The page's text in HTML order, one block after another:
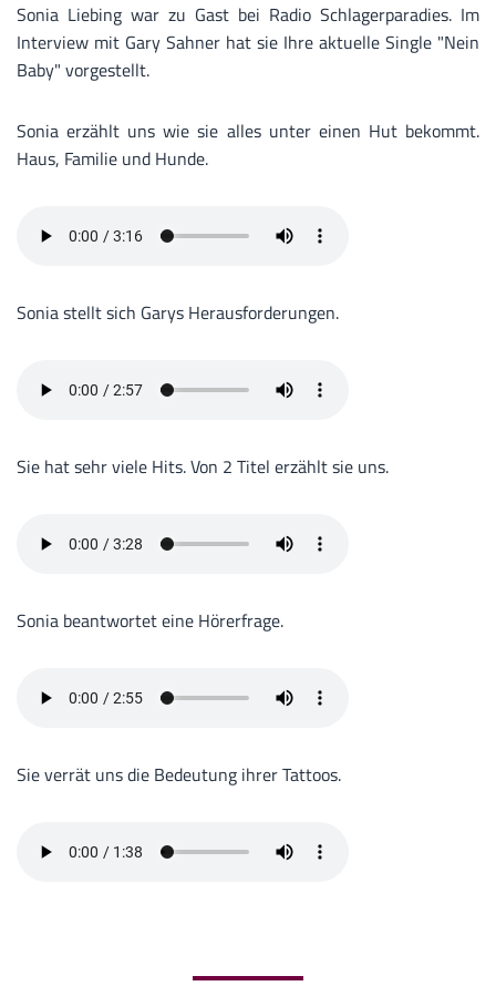
Sonia Liebing war zu Gast bei Radio Schlagerparadies. Im
Interview mit Gary Sahner hat sie Ihre aktuelle Single "Nein
Baby" vorgestellt.
Sonia erzählt uns wie sie alles unter einen Hut bekommt.
Haus, Familie und Hunde.
Sonia stellt sich Garys Herausforderungen.
Sie hat sehr viele Hits. Von 2 Titel erzählt sie uns.
Sonia beantwortet eine Hörerfrage.
Sie verrät uns die Bedeutung ihrer Tattoos.